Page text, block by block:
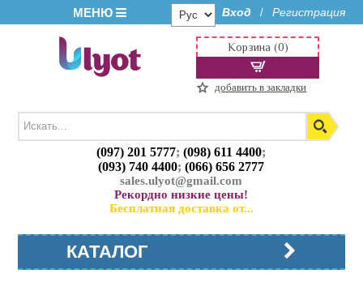
МЕНЮ Вход / Регистрация
(097) 201 5777;(098) 611 4400;
(093) 740 4400;(066) 656 2777
sales.ulyot@gmail.com
Рекордно низкие цены!
Бесплатная доставка от...
Корзина (0)
добавить в закладки
КАТАЛОГ